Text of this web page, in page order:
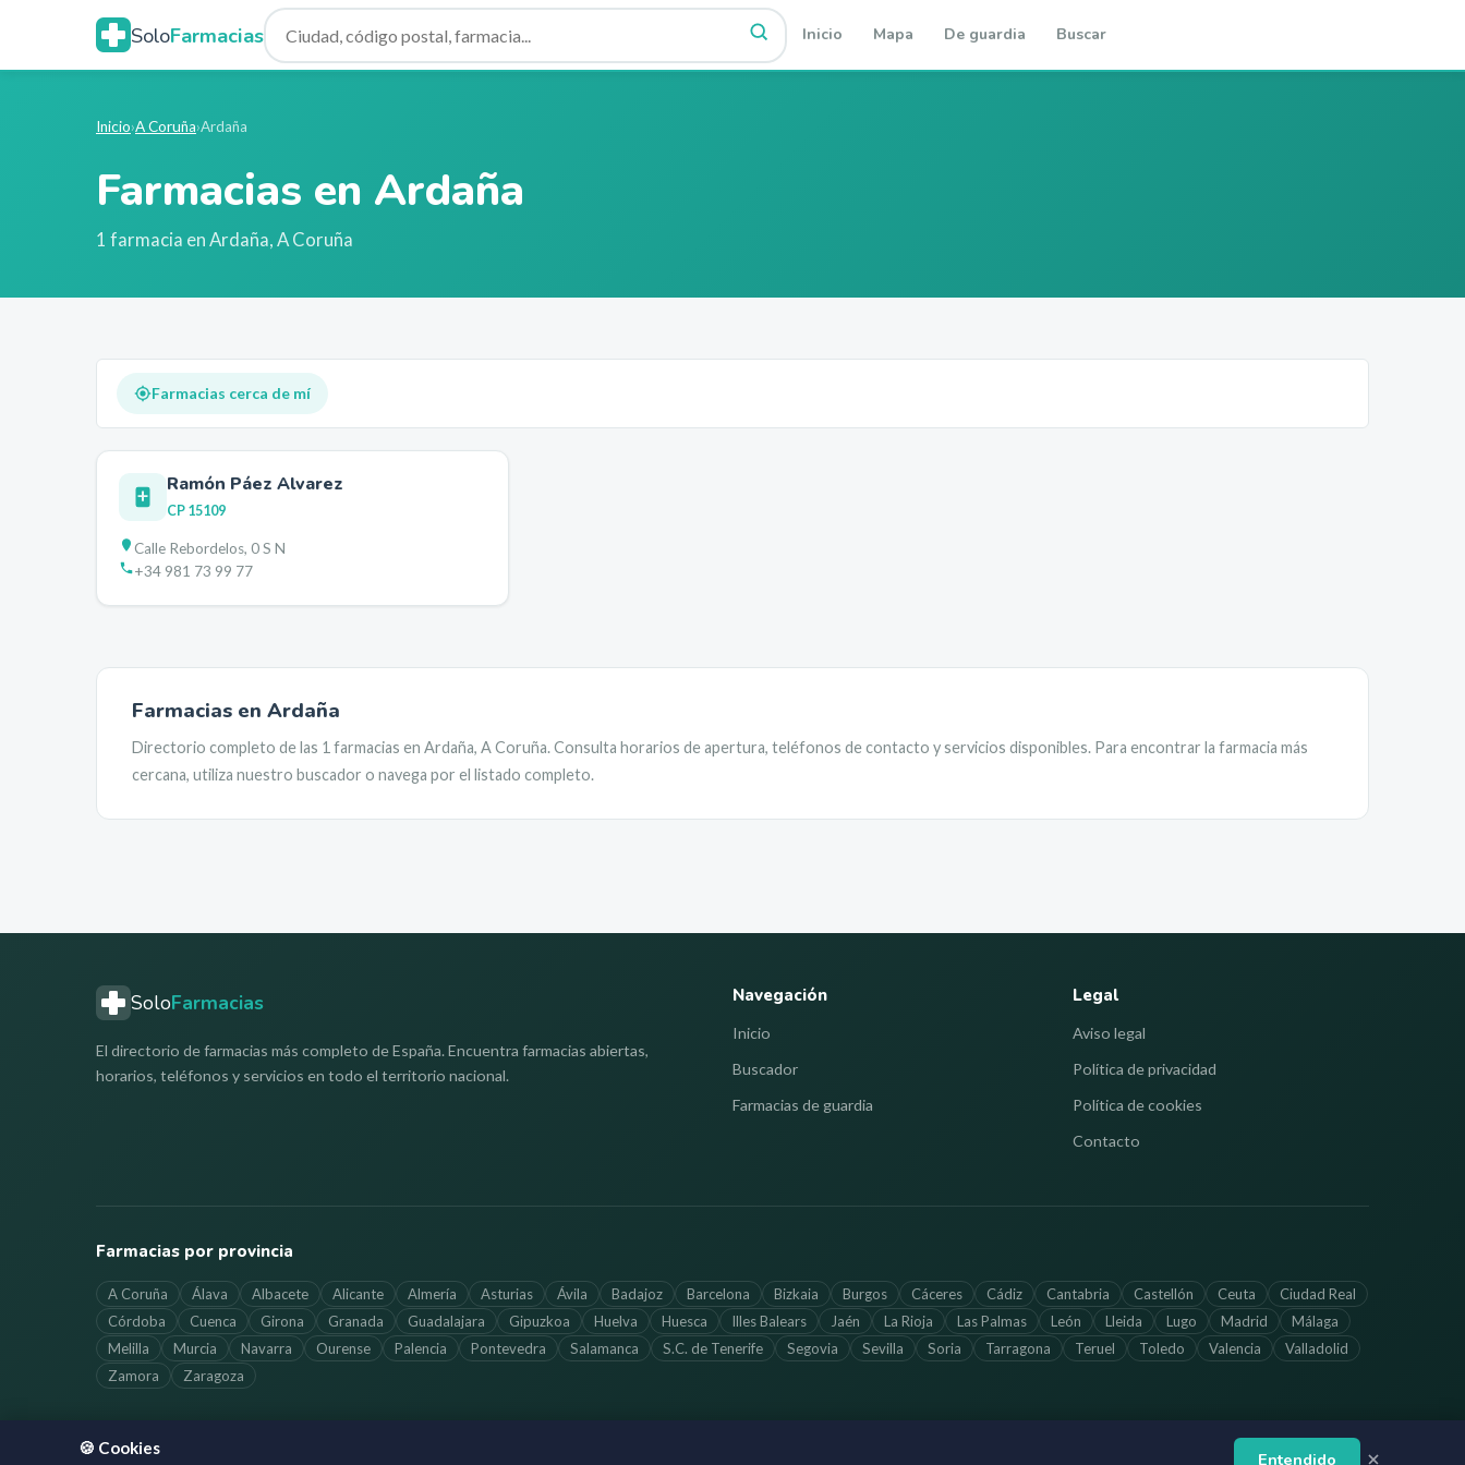
SoloFarmacias Inicio Mapa De guardia Buscar
Inicio›A Coruña›Ardaña
Farmacias en Ardaña
1 farmacia enArdaña,A Coruña
Farmacias cerca de mí
Ramón Páez Alvarez
CP 15109
Calle Rebordelos, 0 S N
+34 981 73 99 77
Farmacias en Ardaña
Directorio completo de las 1 farmacias en Ardaña, A Coruña. Consulta horarios de apertura, teléfonos de contacto y servicios disponibles. Para encontrar la farmacia más
cercana, utiliza nuestro buscador o navega por el listado completo.
SoloFarmacias
El directorio de farmacias más completo de España. Encuentra farmacias abiertas,
horarios, teléfonos y servicios en todo el territorio nacional.
Navegación
Inicio
Buscador
Farmacias de guardia
Legal
Aviso legal
Política de privacidad
Política de cookies
Contacto
Farmacias por provincia
A Coruña Álava Albacete Alicante Almería Asturias Ávila Badajoz Barcelona Bizkaia Burgos Cáceres Cádiz Cantabria Castellón Ceuta
Ciudad Real
Córdoba
Cuenca Girona Granada Guadalajara Gipuzkoa Huelva Huesca Illes Balears Jaén La Rioja Las Palmas León Lleida Lugo Madrid
Málaga
Melilla
Murcia Navarra Ourense Palencia Pontevedra Salamanca S.C. de Tenerife Segovia Sevilla Soria Tarragona Teruel Toledo Valencia
Valladolid
Zamora
Zaragoza
Información actualizada. Verifica los horarios directamente con cada farmacia.
🍪 Cookies
Entendido